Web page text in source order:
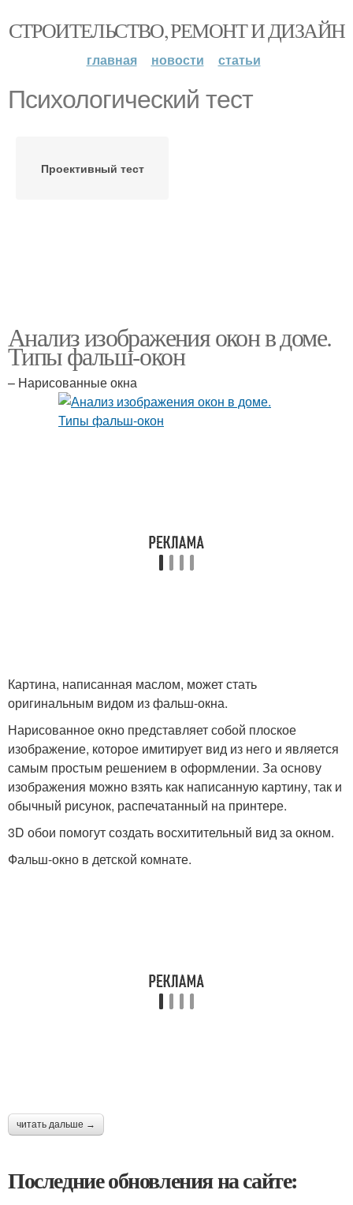
СТРОИТЕЛЬСТВО, РЕМОНТ И ДИЗАЙН
главная новости статьи
Психологический тест
Проективный тест
Анализ изображения окон в доме.
Типы фальш-окон
– Нарисованные окна
Картина, написанная маслом, может стать
оригинальным видом из фальш-окна.
Нарисованное окно представляет собой плоское
изображение, которое имитирует вид из него и является
самым простым решением в оформлении. За основу
изображения можно взять как написанную картину, так и
обычный рисунок, распечатанный на принтере.
3D обои помогут создать восхитительный вид за окном.
Фальш-окно в детской комнате.
читать дальше →
Последние обновления на сайте: